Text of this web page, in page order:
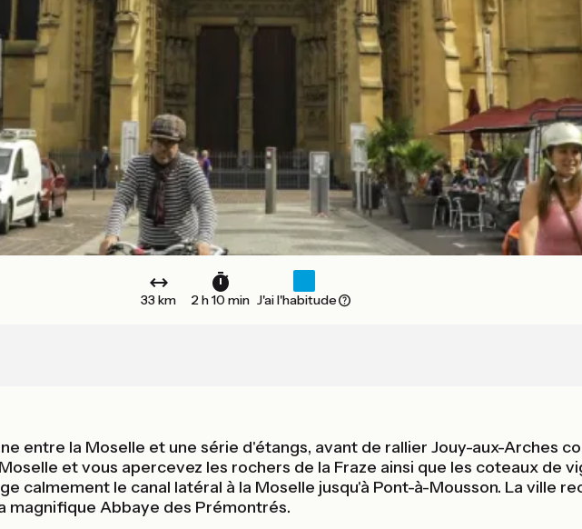
33 km 2 h 10 min J'ai l'habitude
entre la Moselle et une série d'étangs, avant de rallier Jouy-aux-Arches
et vous apercevez les rochers de la Fraze ainsi que les coteaux de
calmement le canal latéral à la Moselle jusqu'à Pont-à-Mousson. La ville
magnifique Abbaye des Prémontrés.